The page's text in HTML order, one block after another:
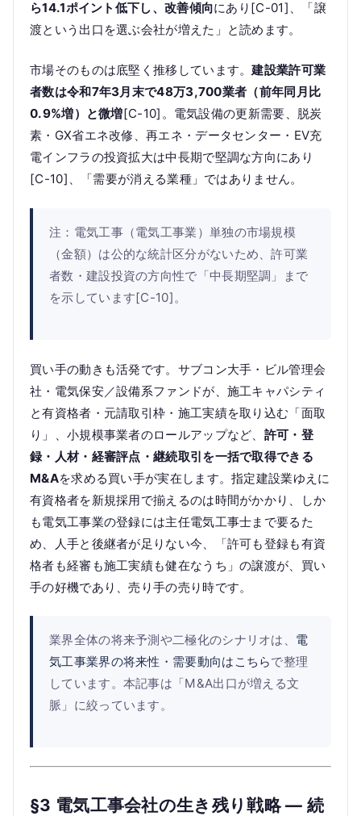
ら14.1ポイント低下し、改善傾向にあり[C-01]、「譲
渡という出口を選ぶ会社が増えた」と読めます。
市場そのものは底堅く推移しています。建設業許可業
者数は令和7年3月末で48万3,700業者（前年同月比
0.9%増）と微増[C-10]。電気設備の更新需要、脱炭
素・GX省エネ改修、再エネ・データセンター・EV充
電インフラの投資拡大は中長期で堅調な方向にあり
[C-10]、「需要が消える業種」ではありません。
注：電気工事（電気工事業）単独の市場規模
（金額）は公的な統計区分がないため、許可業
者数・建設投資の方向性で「中長期堅調」まで
を示しています[C-10]。
買い手の動きも活発です。サブコン大手・ビル管理会
社・電気保安／設備系ファンドが、施工キャパシティ
と有資格者・元請取引枠・施工実績を取り込む「面取
り」、小規模事業者のロールアップなど、 許可・登
録・人材・経審評点・継続取引を一括で取得できる
M&Aを求める買い手が実在します。指定建設業ゆえに
有資格者を新規採用で揃えるのは時間がかかり、しか
も電気工事業の登録には主任電気工事士まで要るた
め、人手と後継者が足りない今、「許可も登録も有資
格者も経審も施工実績も健在なうち」の譲渡が、買い
手の好機であり、売り手の売り時です。
業界全体の将来予測や二極化のシナリオは、 電
気工事業界の将来性・需要動向はこちらで整理
しています。本記事は「M&A出口が増える文
脈」に絞っています。
§3 電気工事会社の生き残り戦略 — 続